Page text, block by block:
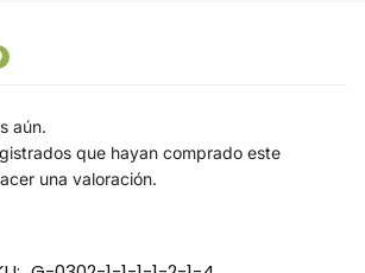
aún.
que hayan comprado este
una valoración.